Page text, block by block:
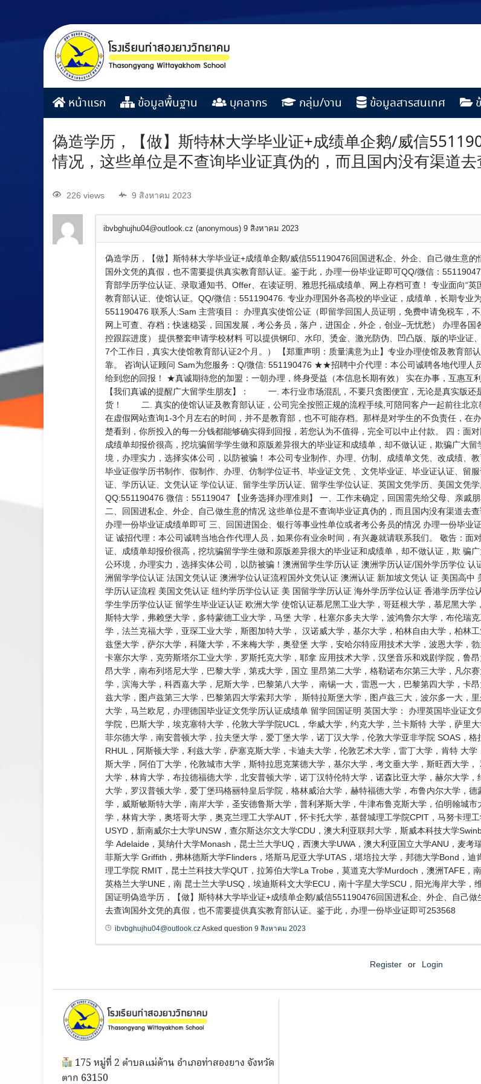
หน้าแรก ข้อมูลพื้นฐาน บุคลากร กลุ่ม/งาน ข้อมูลสารสนเทศ
偽造学历，【做】斯特林大学毕业证+成绩单企鹅/威信
情况，这些单位是不查询毕业证真伪的，而且国内没有渠道去
226 views 9 สิงหาคม 2023
ibvbghujhu04@outlook.cz (anonymous) 9 สิงหาคม 2023
偽造学历，【做】斯特林大学毕业证+成绩单企鹅/威信551190476回国进私企、外企、自己做生意
国外文凭的真假，也不需要提供真实教育部认证。鉴于此，办理一份毕业证即可QQ/微信：
育部学历学位认证、录取通知书、Offer、在读证明、雅思托福成绩单、网上存档可查！ 专业面向“
教育部认证、使馆认证。QQ/微信：551190476. 专业办理国外各高校的毕业证，成绩单，长期专业
551190476 联系人:Sam 主营项目： 办理真实使馆公证（即留学回国人员证明，免费申请免税车，
网上可查、存档；快速稳妥，回国发展，考公务员，落户，进国企，外企，创业–无忧愁） 办理各
控跟踪进度） 提供整套申请学校材料 可以提供钢印、水印、烫金、激光防伪、凹凸版、版的毕业
7个工作日，真实大使馆教育部认证2个月。） 【郑重声明：质量满意为止】专业办理使馆及教育部
靠。 咨询认证顾问 Sam为您服务：Q/微信: 551190476 ★★招聘中介代理：本公司诚聘各地代理人
给到您的回报！ ★真诚期待您的加盟：一朝办理，终身受益（本信息长期有效） 实在办事，互惠互
【我们真诚的提醒广大留学生朋友】： 一. 本行业市场混乱，不要只贪图便宜，无论是真实版还
货！ 二. 真实的使馆认证及教育部认证，公司完全按照正规的流程手续,可陪同客户一起前往北京
在虚假网站查询1-3个月左右的时间，并不是教育部，也不可能存档。那样是对学生的不负责任，
楚看到，你所投入的每一分钱都能够确实得到回报，若您认为不值得，完全可以中止付款。 四：面
成绩单却报价很高，挖坑骗留学学生做和原版差异很大的毕业证和成绩单，却不做认证，欺骗广大
境，办理实力，选择实体公司，以防被骗！ 本公司专业制作、办理、仿制、成绩单文凭、改成绩、
毕业证假学历书制作、假制作、办理、仿制学位证书、毕业证文凭 、文凭毕业证、毕业证认证、留
证、学历认证、文凭认证 学位认证、留学生学历认证、留学生学位认证、英国文凭学历、美国文凭
QQ:551190476 微信：55119047 【业务选择办理准则】 一、工作未确定，回国需先给父母、亲戚
二、回国进私企、外企、自己做生意的情况 这些单位是不查询毕业证真伪的，而且国内没有渠道去
办理一份毕业证成绩单即可 三、回国进国企、银行等事业性单位或者考公务员的情况 办理一份毕业
证 诚招代理：本公司诚聘当地合作代理人员，如果你有业余时间，有兴趣就请联系我们。 敬告：面
证、成绩单却报价很高，挖坑骗留学学生做和原版差异很大的毕业证和成绩单，却不做认证，欺 骗
公环境，办理实力，选择实体公司，以防被骗！澳洲留学生学历认证 澳洲学历认证/国外学历学位
洲留学学位认证 法国文凭认证 澳洲学位认证流程国外文凭认证 澳洲认证 新加坡文凭认 证 美国高
学历认证流程 美国文凭认证 纽约学历学位认证 美 国留学学历认证 海外学历学位认证 香港学历学
学生学历学位认证 留学生毕业证认证 欧洲大学 使馆认证慕尼黑工业大学，哥廷根大学，慕尼黑大
斯特大学，弗赖堡大学，多特蒙德工业大学，马堡 大学，杜塞尔多夫大学，波鸿鲁尔大学，布伦瑞
学，法兰克福大学，亚琛工业大学，斯图加特大学， 汉诺威大学，基尔大学，柏林自由大学，柏林
兹堡大学，萨尔大学，科隆大学，不来梅大学，奥登堡 大学，安哈尔特应用技术大学，波恩大学，
卡塞尔大学，克劳斯塔尔工业大学，罗斯托克大学，耶拿 应用技术大学，汉堡音乐和戏剧学院，鲁
昂大学，南布列塔尼大学，巴黎大学，第戎大学，国立 里昂第二大学，格勒诺布尔第三大学，凡尔
学，滨海大学，科西嘉大学，尼斯大学，巴黎第八大学， 南锡一大，雷恩一大，巴黎第四大学，卡
兹大学，图卢兹第三大学，巴黎第四大学索邦大学， 斯特拉斯堡大学，图卢兹三大，波尔多一大，
大学，马兰欧尼，办理德国毕业证文凭学历认证成绩单 留学回国证明 英国大学： 办理英国毕业证
学院，巴斯大学，埃克塞特大学，伦敦大学学院UCL，华威大学，约克大学，兰卡斯特 大学，萨里
菲尔德大学，南安普顿大学，拉夫堡大学，爱丁堡大学，诺丁汉大学，伦敦大学亚非学院 SOAS，
RHUL，阿斯顿大学，利兹大学，萨塞克斯大学，卡迪夫大学，伦敦艺术大学，雷丁大学，肯特 大
斯大学，阿伯丁大学，伦敦城市大学，斯特拉思克莱德大学，基尔大学，考文垂大学，斯旺西大学
大学，林肯大学，布拉德福德大学，北安普顿大学，诺丁汉特伦特大学，诺森比亚大学，赫尔大学
大学，罗汉普顿大学，爱丁堡玛格丽特皇后学院，格林威治大学，赫特福德大学，布鲁内尔大学，
学，威斯敏斯特大学，南岸大学，圣安德鲁斯大学，普利茅斯大学，牛津布鲁克斯大学，伯明翰城
学，林肯大学，奥塔哥大学，奥克兰理工大学AUT，怀卡托大学，基督城理工学院CPIT，马努卡理
USYD，新南威尔士大学UNSW，查尔斯达尔文大学CDU，澳大利亚联邦大学，斯威本科技大学
学 Adelaide，莫纳什大学Monash，昆士兰大学UQ，西澳大学UWA，澳大利亚国立大学ANU，麦
菲斯大学 Griffith，弗林德斯大学Flinders，塔斯马尼亚大学UTAS，堪培拉大学，邦德大学Bond，
理工学院 RMIT，昆士兰科技大学QUT，拉筹伯大学La Trobe，莫道克大学Murdoch，澳洲TAFE，
英格兰大学UNE，南 昆士兰大学USQ，埃迪斯科文大学ECU，南十字星大学SCU，阳光海岸大学
国证明偽造学历，【做】斯特林大学毕业证+成绩单企鹅/威信551190476回国进私企、外企、自己
去查询国外文凭的真假，也不需要提供真实教育部认证。鉴于此，办理一份毕业证即可253568
ibvbghujhu04@outlook.czAsked question 9 สิงหาคม 2023
Register or Login
175 หมู่ที่ 2 ตำบลแม่ต้าน อำเภอท่าสองยาง จังหวัด
ตาก 63150